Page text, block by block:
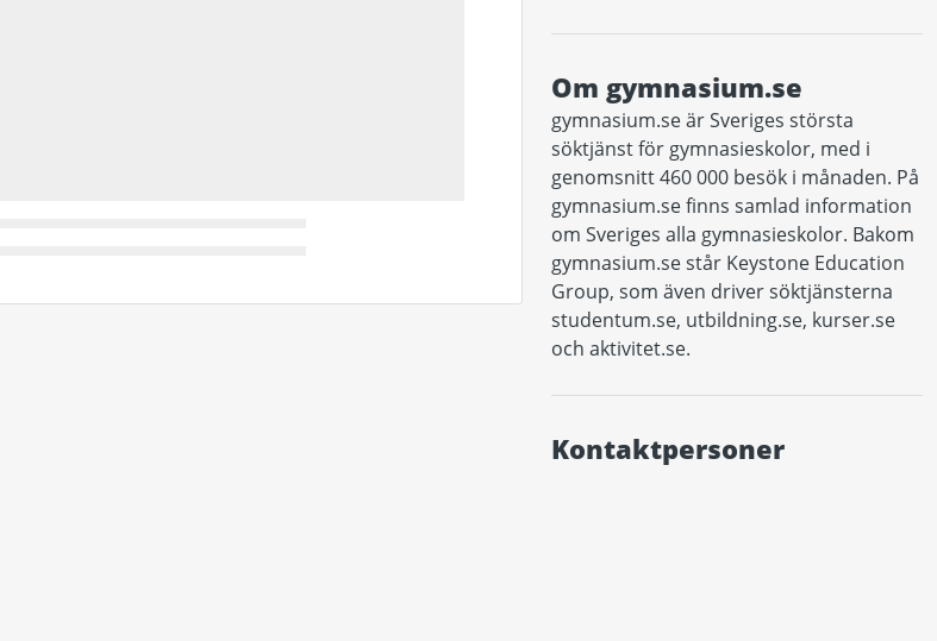
Om gymnasium.se
gymnasium.se är Sveriges största
söktjänst för gymnasieskolor, med i
genomsnitt 460 000 besök i månaden. På
gymnasium.se finns samlad information
om Sveriges alla gymnasieskolor. Bakom
gymnasium.se står Keystone Education
Group, som även driver söktjänsterna
studentum.se, utbildning.se, kurser.se
och aktivitet.se.
Kontaktpersoner